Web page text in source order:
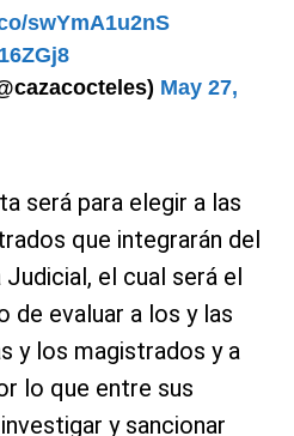
swYmA1u2nS
May 27,
será para elegir a las
que integrarán del
el cual será el
de evaluar a los y las
y los magistrados y a
lo que entre sus
y sancionar